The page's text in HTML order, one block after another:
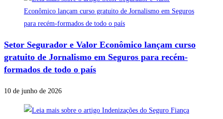
Setor Segurador e Valor Econômico lançam curso
gratuito de Jornalismo em Seguros para recém-
formados de todo o país
10 de junho de 2026